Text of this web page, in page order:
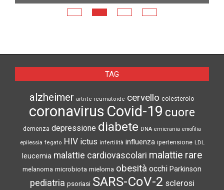
TAG
alzheimer artrite reumatoide cervello colesterolo
coronavirus Covid-19 cuore
demenza depressione diabete DNA emicrania emofilia
epilessia fegato HIV ictus infertilità influenza ipertensione LDL
leucemia malattie cardiovascolari malattie rare
melanoma microbiota mieloma obesità occhi Parkinson
pediatria psoriasi SARS-CoV-2 sclerosi